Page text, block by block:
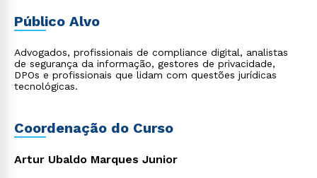
Público Alvo
Advogados, profissionais de compliance digital, analistas
de segurança da informação, gestores de privacidade,
DPOs e profissionais que lidam com questões jurídicas
tecnológicas.
Coordenação do Curso
Artur Ubaldo Marques Junior